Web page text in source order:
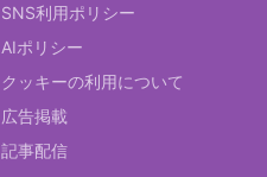
SNS利用ポリシー
AIポリシー
クッキーの利用について
広告掲載
記事配信